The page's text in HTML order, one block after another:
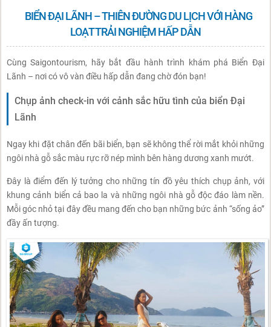
BIỂN ĐẠI LÃNH – THIÊN ĐƯỜNG DU LỊCH VỚI HÀNG
LOẠT TRẢI NGHIỆM HẤP DẪN
Cùng Saigontourism, hãy bắt đầu hành trình khám phá Biển Đại
Lãnh – nơi có vô vàn điều hấp dẫn đang chờ đón bạn!
Chụp ảnh check-in với cảnh sắc hữu tình của biển Đại
Lãnh
Ngay khi đặt chân đến bãi biển, bạn sẽ không thể rời mắt khỏi những
ngôi nhà gỗ sắc màu rực rỡ nép mình bên hàng dương xanh mướt.
Đây là điểm đến lý tưởng cho những tín đồ yêu thích chụp ảnh, với
khung cảnh biển cả bao la và những ngôi nhà gỗ độc đáo làm nền.
Mỗi góc nhỏ tại đây đều mang đến cho bạn những bức ảnh “sống ảo”
đầy ấn tượng.